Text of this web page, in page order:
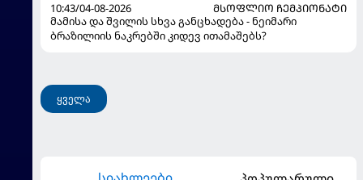
10:43/04-08-2026
ᲛᲡᲝᲤᲚᲘᲝ ᲩᲔᲛᲞᲘᲝᲜᲐᲢᲘ
მამისა და შვილის სხვა განცხადება - ნეიმარი
ბრაზილიის ნაკრებში კიდევ ითამაშებს?
ყველა